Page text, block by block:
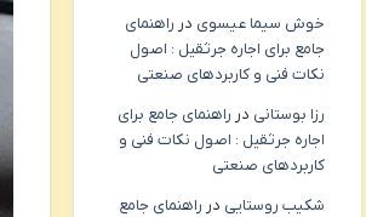
خوش سیما عیسوی در راهنمای
جامع برای اجاره جرثقیل : اصول
نکات فنی و کاربردهای صنعتی
رزا بوستانی در راهنمای جامع برای
اجاره جرثقیل : اصول نکات فنی و
کاربردهای صنعتی
شکیب روستایی در راهنمای جامع